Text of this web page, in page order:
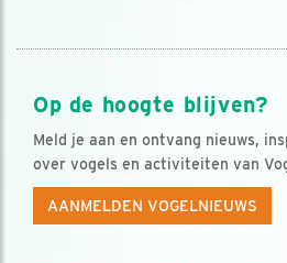
Op de hoogte blijven?
Meld je aan en ontvang nieuws,
over vogels en activiteiten van
AANMELDEN VOGELNIEUWS